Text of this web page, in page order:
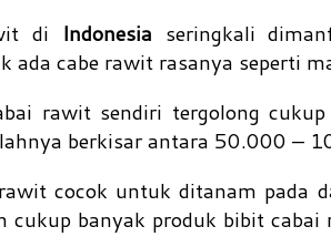
di Indonesia seringkali
ada cabe rawit rasanya seperti
rawit sendiri tergolong
berkisar antara 50.000 –
cocok untuk ditanam pada
cukup banyak produk bibit